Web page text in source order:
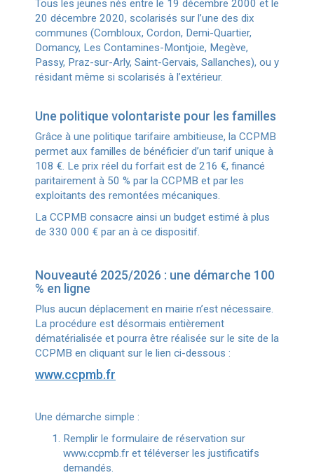
Tous les jeunes nés entre le 19 décembre 2000 et le
20 décembre 2020, scolarisés sur l’une des dix
communes (Combloux, Cordon, Demi-Quartier,
Domancy, Les Contamines-Montjoie, Megève,
Passy, Praz-sur-Arly, Saint-Gervais, Sallanches), ou y
résidant même si scolarisés à l’extérieur.
Une politique volontariste pour les familles
Grâce à une politique tarifaire ambitieuse, la CCPMB
permet aux familles de bénéficier d’un tarif unique à
108 €. Le prix réel du forfait est de 216 €, financé
paritairement à 50 % par la CCPMB et par les
exploitants des remontées mécaniques.
La CCPMB consacre ainsi un budget estimé à plus
de 330 000 € par an à ce dispositif.
Nouveauté 2025/2026 : une démarche 100
% en ligne
Plus aucun déplacement en mairie n’est nécessaire.
La procédure est désormais entièrement
dématérialisée et pourra être réalisée sur le site de la
CCPMB en cliquant sur le lien ci-dessous :
www.ccpmb.fr
Une démarche simple :
Remplir le formulaire de réservation sur
www.ccpmb.fr et téléverser les justificatifs
demandés.